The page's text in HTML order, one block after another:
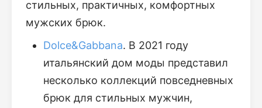
стильных, практичных, комфортных
мужских брюк.
Dolce&Gabbana. В 2021 году
итальянский дом моды представил
несколько коллекций повседневных
брюк для стильных мужчин,